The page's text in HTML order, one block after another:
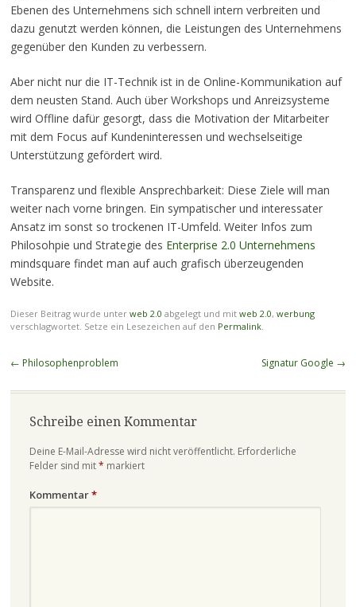
Ebenen des Unternehmens sich schnell intern verbreiten und
dazu genutzt werden können, die Leistungen des Unternehmens
gegenüber den Kunden zu verbessern.
Aber nicht nur die IT-Technik ist in de Online-Kommunikation auf
dem neusten Stand. Auch über Workshops und Anreizsysteme
wird Offline dafür gesorgt, dass die Motivation der Mitarbeiter
mit dem Focus auf Kundeninteressen und wechselseitige
Unterstützung gefördert wird.
Transparenz und flexible Ansprechbarkeit: Diese Ziele will man
weiter nach vorne bringen. Ein sympatischer und interessater
Ansatz im sonst so trockenen IT-Umfeld. Weiter Infos zum
Philosohpie und Strategie des Enterprise 2.0 Unternehmens
mindsquare findet man auf auch grafisch überzeugenden
Website.
Dieser Beitrag wurde unter web 2.0 abgelegt und mit web 2.0, werbung
verschlagwortet. Setze ein Lesezeichen auf den Permalink.
Beitragsnavigation
← Philosophenproblem Signatur Google →
Schreibe einen Kommentar
Deine E-Mail-Adresse wird nicht veröffentlicht. Erforderliche
Felder sind mit* markiert
Kommentar*